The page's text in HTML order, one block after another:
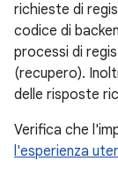
richieste di
codice di
processi di
(recupero).
delle risposte
Verifica che
l'esperienza